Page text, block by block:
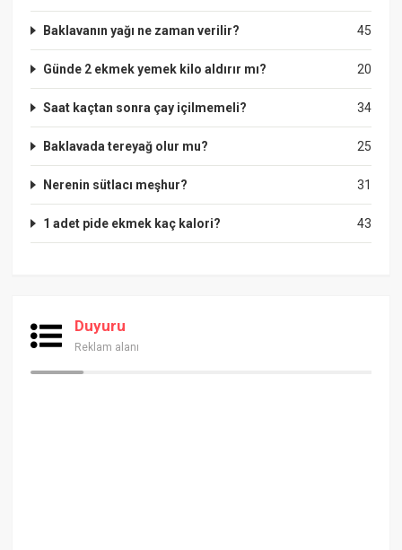
45
Baklavanın yağı ne zaman verilir?
20
Günde 2 ekmek yemek kilo aldırır mı?
34
Saat kaçtan sonra çay içilmemeli?
25
Baklavada tereyağ olur mu?
31
Nerenin sütlacı meşhur?
43
1 adet pide ekmek kaç kalori?
Duyuru
Reklam alanı